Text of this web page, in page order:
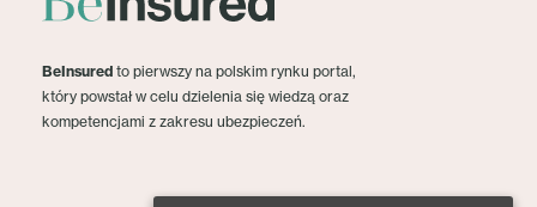
BeInsured to pierwszy na polskim rynku portal,
który powstał w celu dzielenia się wiedzą oraz
kompetencjami z zakresu ubezpieczeń.